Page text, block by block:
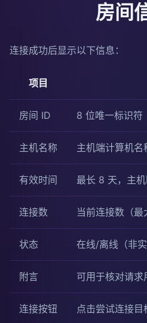
房间
连接成功后显示以下信息：
项目
房间 ID 8 位唯一标识符
主机名称 主机端计算机名
有效时间 最长 8 天，主
连接数 当前连接数（最
状态 在线/离线（非
附言 可用于核对请求
连接按钮 点击尝试连接目